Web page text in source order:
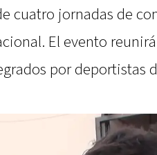
cuatro jornadas de
El evento reunirá
por deportistas